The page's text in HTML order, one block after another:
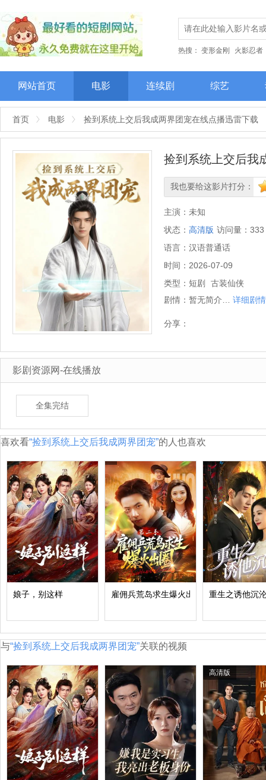
热搜： 变形金刚 火影忍者
网站首页 电影 连续剧 综艺
首页 电影 捡到系统上交后我成两界团宠在线点播迅雷下载
捡到系统上交后我
我也要给这影片打分：
很差较差还行推荐
主演： 未知
状态： 高清版 访问量： 333
语言： 汉语普通话
时间： 2026-07-09
类型： 短剧
古装仙侠
剧情： 暂无简介… 详细剧情
分享：
影剧资源网-在线播放
全集完结
喜欢看“捡到系统上交后我成两界团宠”的人也喜欢
娘子，别这样 雇佣兵荒岛求生爆火出圈第二季重生之诱他沉
与“捡到系统上交后我成两界团宠”关联的视频
高清版